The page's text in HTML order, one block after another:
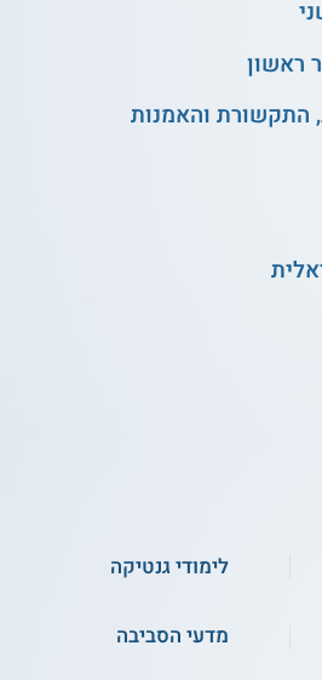
ראשון
התקשורת והאמנות
לימודי גנטיקה
מדעי הסביבה